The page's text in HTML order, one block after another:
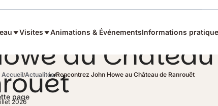
Visites Animations & ÉvénementsInformations
au Château
2026
page
Accueil Actualités Rencontrez John Howe au Château de Ranrouët